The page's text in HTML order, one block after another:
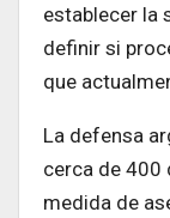
establecer la
definir si
que
La defensa
cerca de 400
medida de